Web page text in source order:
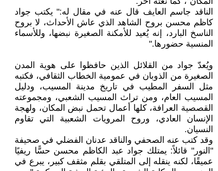
الناقد جاسم العايف قال عنه في مقال له:" يكتب جواد
كاظم محسن بروح الشاهد الذي عاش الأحداث، لا بروح
الناسخ البارد، إنه يُعيد للأمكنة الصغيرة نبضها، وللأسماء
المنسية حضورها."
ويُعدّ جواد من القلائل الذين حافظوا على هوية المدن
الصغيرة من الذوبان في عمومية الخطاب الثقافي، فكتبه
مثل السفر المطيب في تاريخ مدينة المسيب، ودليل
المسيب العام، ومن تراث المسيب الشعبي، ومجموعته
القصصية العرافة، كلها أعمال تحمل نبض المكان، ولهجة
الإنسان العادي، وروح المرويات الشعبية التي تقاوم
النسيان.
وقد كتب عنه الصحفي والناقد عدنان الفضلي في صحيفة
"النور" قائلاً: يمتلك جواد عبد الكاظم محسن حسًّا ريفيًا
عميقًا، لكنه ينقله إلى المتلقي بقلم مثقف كبير، يبرع في